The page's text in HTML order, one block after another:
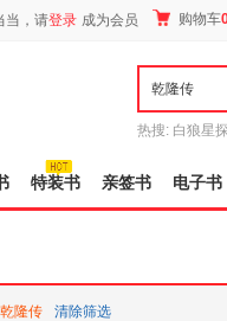
当，请登录 成为会员 购物车
热搜: 白狼星
特装书 亲签书 电子书
乾隆传 清除筛选